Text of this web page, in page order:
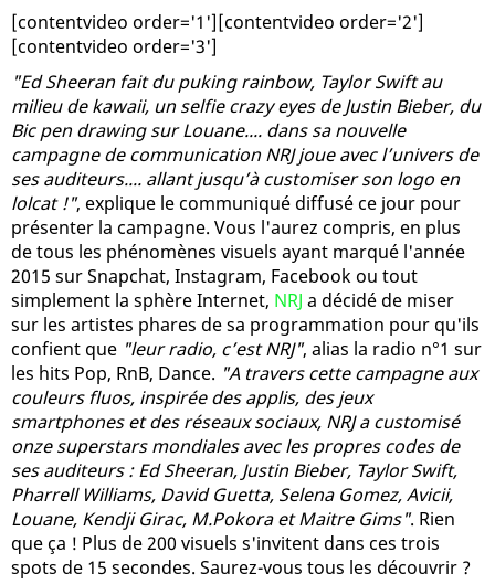
[contentvideo order='1'][contentvideo order='2']
[contentvideo order='3']
"Ed Sheeran fait du puking rainbow, Taylor Swift au
milieu de kawaii, un selfie crazy eyes de Justin Bieber, du
Bic pen drawing sur Louane.... dans sa nouvelle
campagne de communication NRJ joue avec l’univers de
ses auditeurs.... allant jusqu’à customiser son logo en
lolcat !", explique le communiqué diffusé ce jour pour
présenter la campagne. Vous l'aurez compris, en plus
de tous les phénomènes visuels ayant marqué l'année
2015 sur Snapchat, Instagram, Facebook ou tout
simplement la sphère Internet, NRJ a décidé de miser
sur les artistes phares de sa programmation pour qu'ils
confient que "leur radio, c’est NRJ", alias la radio n°1 sur
les hits Pop, RnB, Dance. "A travers cette campagne aux
couleurs fluos, inspirée des applis, des jeux
smartphones et des réseaux sociaux, NRJ a customisé
onze superstars mondiales avec les propres codes de
ses auditeurs : Ed Sheeran, Justin Bieber, Taylor Swift,
Pharrell Williams, David Guetta, Selena Gomez, Avicii,
Louane, Kendji Girac, M.Pokora et Maitre Gims". Rien
que ça ! Plus de 200 visuels s'invitent dans ces trois
spots de 15 secondes. Saurez-vous tous les découvrir ?